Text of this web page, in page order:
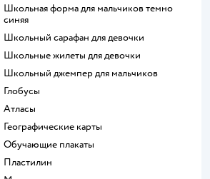
Школьная форма для мальчиков темно
синяя
Школьный сарафан для девочки
Школьные жилеты для девочки
Школьный джемпер для мальчиков
Глобусы
Атласы
Географические карты
Обучающие плакаты
Пластилин